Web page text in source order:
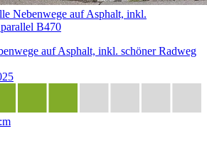
Nebenwege auf Asphalt, inkl.
B470
auf Asphalt, inkl. schöner Radweg